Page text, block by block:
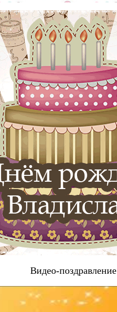
Видео-поздравление